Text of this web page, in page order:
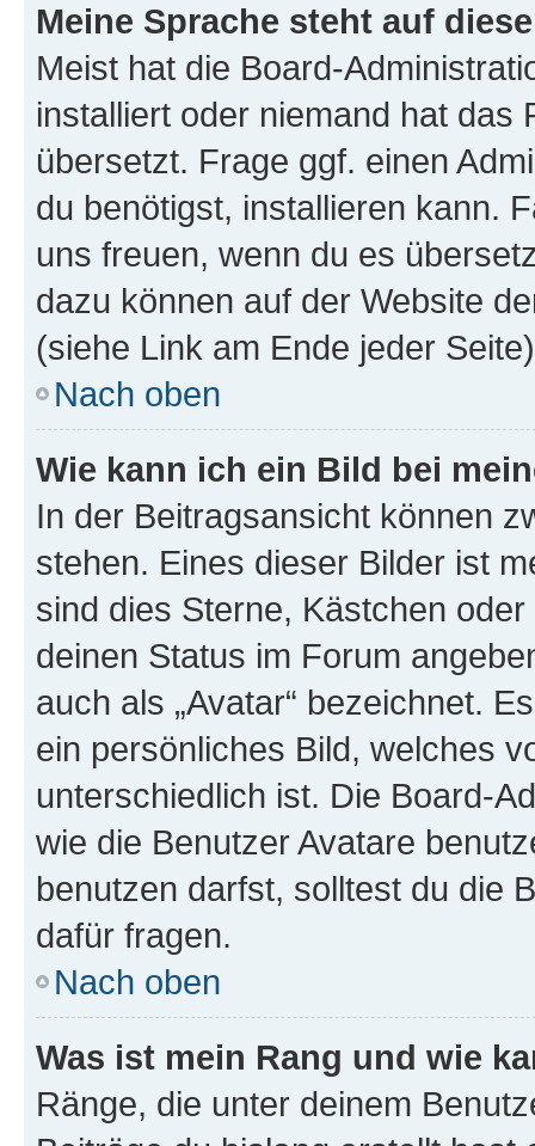
Meine Sprache steht auf
Meist hat die Board-
installiert oder niemand hat das
übersetzt. Frage ggf. einen
du benötigst, installieren kann.
uns freuen, wenn du es
dazu können auf der Website
(siehe Link am Ende jeder
Nach oben
Wie kann ich ein Bild bei
In der Beitragsansicht können
stehen. Eines dieser Bilder ist
sind dies Sterne, Kästchen
deinen Status im Forum
auch als „Avatar“ bezeichnet.
ein persönliches Bild, welches
unterschiedlich ist. Die Board-
wie die Benutzer Avatare
benutzen darfst, solltest du die
dafür fragen.
Nach oben
Was ist mein Rang und wie
Ränge, die unter deinem